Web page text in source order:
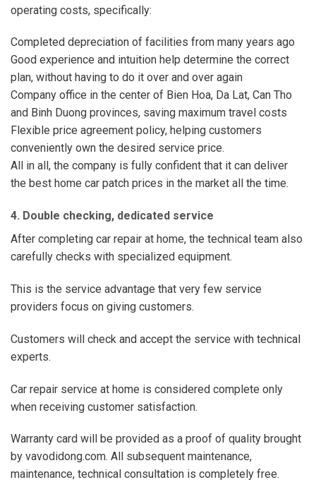
operating costs, specifically:
Completed depreciation of facilities from many years ago
Good experience and intuition help determine the correct
plan, without having to do it over and over again
Company office in the center of Bien Hoa, Da Lat, Can Tho
and Binh Duong provinces, saving maximum travel costs
Flexible price agreement policy, helping customers
conveniently own the desired service price.
All in all, the company is fully confident that it can deliver
the best home car patch prices in the market all the time.
4. Double checking, dedicated service
After completing car repair at home, the technical team also
carefully checks with specialized equipment.
This is the service advantage that very few service
providers focus on giving customers.
Customers will check and accept the service with technical
experts.
Car repair service at home is considered complete only
when receiving customer satisfaction.
Warranty card will be provided as a proof of quality brought
by vavodidong.com. All subsequent maintenance,
maintenance, technical consultation is completely free.